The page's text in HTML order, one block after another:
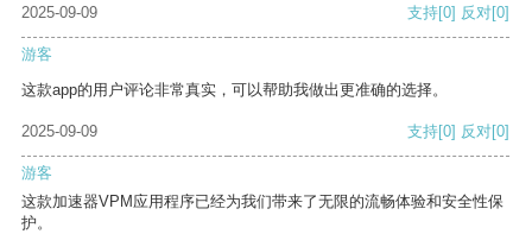
2025-09-09 支持[0] 反对[0]
游客
这款app的用户评论非常真实，可以帮助我做出更准确的选择。
2025-09-09 支持[0] 反对[0]
游客
这款加速器VPM应用程序已经为我们带来了无限的流畅体验和安全性保
护。